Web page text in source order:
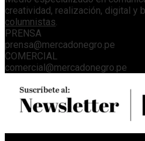
creatividad, realización, digital y
columnistas.
PRENSA
prensa@mercadonegro.pe
COMERCIAL
comercial@mercadonegro.pe